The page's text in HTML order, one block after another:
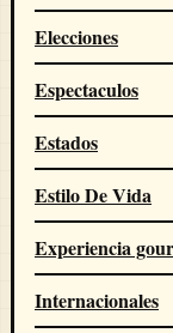
Elecciones
Espectaculos
Estados
Estilo De Vida
Experiencia
Internacionales